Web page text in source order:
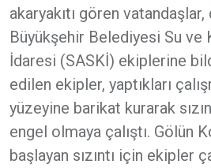
akaryakıtı gören
Büyükşehir Belediyesi Su ve
İdaresi (SASKİ) ekiplerine
edilen ekipler, yaptıkları
yüzeyine barikat kurarak
engel olmaya çalıştı. Gölün
başlayan sızıntı için ekipler